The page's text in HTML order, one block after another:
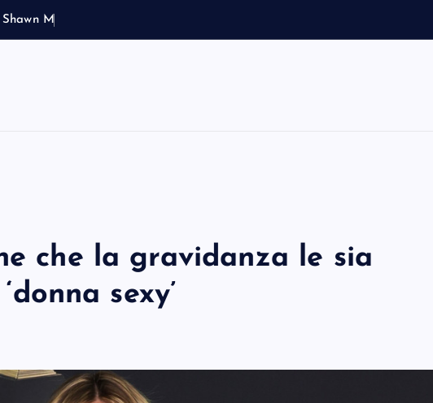
S hawn M
che la gravidanza le sia
sexy’